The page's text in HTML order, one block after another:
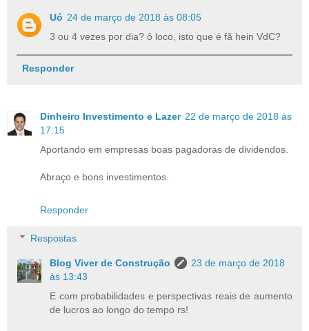
Uó 24 de março de 2018 às 08:05
3 ou 4 vezes por dia? ô loco, isto que é fã hein VdC?
Responder
Dinheiro Investimento e Lazer 22 de março de 2018 às
17:15
Aportando em empresas boas pagadoras de dividendos.
Abraço e bons investimentos.
Responder
Respostas
Blog Viver de Construção
23 de março de 2018
às 13:43
E com probabilidades e perspectivas reais de aumento
de lucros ao longo do tempo rs!